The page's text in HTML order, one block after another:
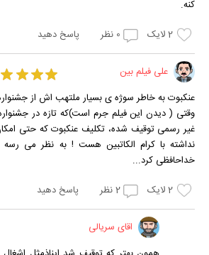
کنه.
2لایک 0 نظر پاسخ دهید
علی فیلم بین
عنکبوت به خاطر سوژه ی بسیار ملتهب اش از
وقتی ( دیدن این فیلم جرم است)که تازه در
غیر رسمی توقیف شده، تکلیف عنکبوت که حتی
نداشته با کرام الکاتبین هست ! به نظر می رسه
خداحافظی کرد...
2لایک 2نظر پاسخ دهید
اقای سریالی